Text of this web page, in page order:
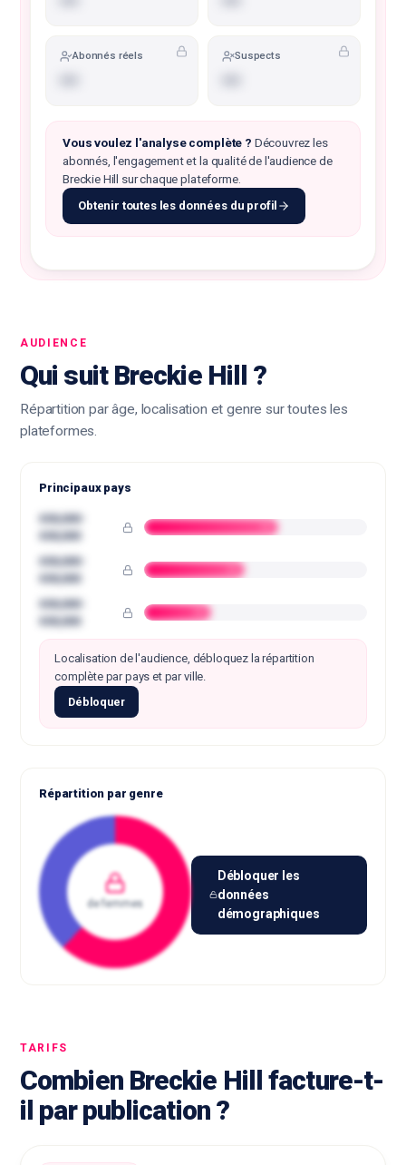
Abonnés réels Suspects
Vous voulez l'analyse complète ? Découvrez les
abonnés, l'engagement et la qualité de l'audience de
Breckie Hill sur chaque plateforme.
Obtenir toutes les données du profil
AUDIENCE
Qui suit Breckie Hill ?
Répartition par âge, localisation et genre sur toutes les
plateformes.
Principaux pays
€00,000-
€00,000
€00,000-
€00,000
€00,000-
€00,000
Localisation de l'audience, débloquez la répartition
complète par pays et par ville.
Débloquer
Répartition par genre
de femmes
Débloquer les
données
démographiques
TARIFS
Combien Breckie Hill facture-t-
il par publication ?